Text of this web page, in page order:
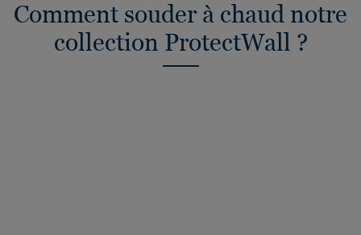
Comment souder à chaud notre
collection ProtectWall ?